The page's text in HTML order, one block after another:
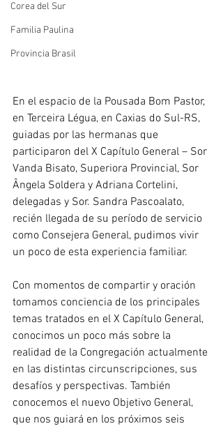
Corea del Sur
Familia Paulina
Provincia Brasil
En el espacio de la Pousada Bom Pastor,
en Terceira Légua, en Caxias do Sul-RS,
guiadas por las hermanas que
participaron del X Capítulo General – Sor
Vanda Bisato, Superiora Provincial, Sor
Ângela Soldera y Adriana Cortelini,
delegadas y Sor. Sandra Pascoalato,
recién llegada de su período de servicio
como Consejera General, pudimos vivir
un poco de esta experiencia familiar.
Con momentos de compartir y oración
tomamos conciencia de los principales
temas tratados en el X Capítulo General,
conocimos un poco más sobre la
realidad de la Congregación actualmente
en las distintas circunscripciones, sus
desafíos y perspectivas. También
conocemos el nuevo Objetivo General,
que nos guiará en los próximos seis